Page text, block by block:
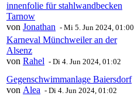
innenfolie für stahlwandbecken
Tarnow
von Jonathan - Mi 5. Jun 2024, 01:00
Karneval Münchweiler an der
Alsenz
von Rahel - Di 4. Jun 2024, 01:02
Gegenschwimmanlage Baiersdorf
von Alea - Di 4. Jun 2024, 01:02